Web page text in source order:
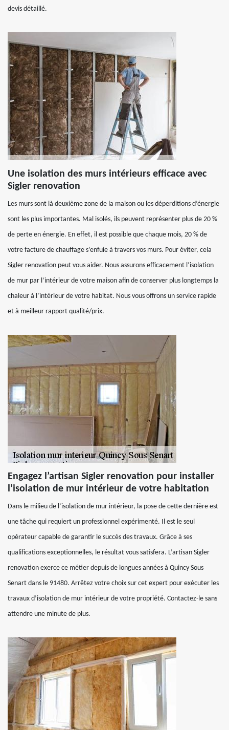
devis détaillé.
Une isolation des murs intérieurs efficace avec
Sigler renovation
Les murs sont là deuxième zone de la maison ou les déperditions d’énergie
sont les plus importantes. Mal isolés, ils peuvent représenter plus de 20 %
de perte en énergie. En effet, il est possible que chaque mois, 20 % de
votre facture de chauffage s’enfuie à travers vos murs. Pour éviter, cela
Sigler renovation peut vous aider. Nous assurons efficacement l’isolation
de mur par l’intérieur de votre maison afin de conserver plus longtemps la
chaleur à l’intérieur de votre habitat. Nous vous offrons un service rapide
et à meilleur rapport qualité/prix.
Engagez l’artisan Sigler renovation pour installer
l’isolation de mur intérieur de votre habitation
Dans le milieu de l’isolation de mur intérieur, la pose de cette dernière est
une tâche qui requiert un professionnel expérimenté. Il est le seul
opérateur capable de garantir le succès des travaux. Grâce à ses
qualifications exceptionnelles, le résultat vous satisfera. L’artisan Sigler
renovation exerce ce métier depuis de longues années à Quincy Sous
Senart dans le 91480. Arrêtez votre choix sur cet expert pour exécuter les
travaux d’isolation de mur intérieur de votre propriété. Contactez-le sans
attendre une minute de plus.